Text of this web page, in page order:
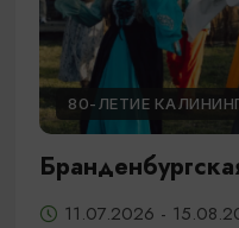
80-ЛЕТИЕ
11.07.2026 -